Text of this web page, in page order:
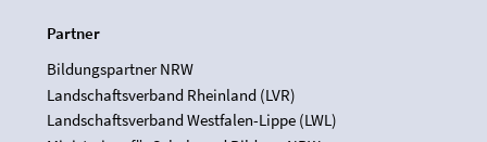
Partner
Bildungspartner NRW
Landschaftsverband Rheinland (LVR)
Landschaftsverband Westfalen-Lippe (LWL)